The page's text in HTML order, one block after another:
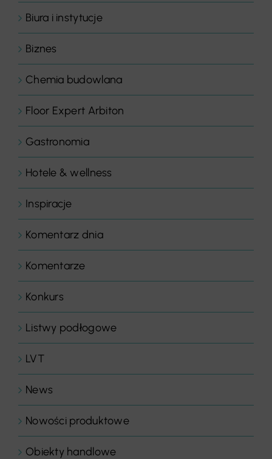
Biura i instytucje
Biznes
Chemia budowlana
Floor Expert Arbiton
Gastronomia
Hotele & wellness
Inspiracje
Komentarz dnia
Komentarze
Konkurs
Listwy podłogowe
LVT
News
Nowości produktowe
Obiekty handlowe